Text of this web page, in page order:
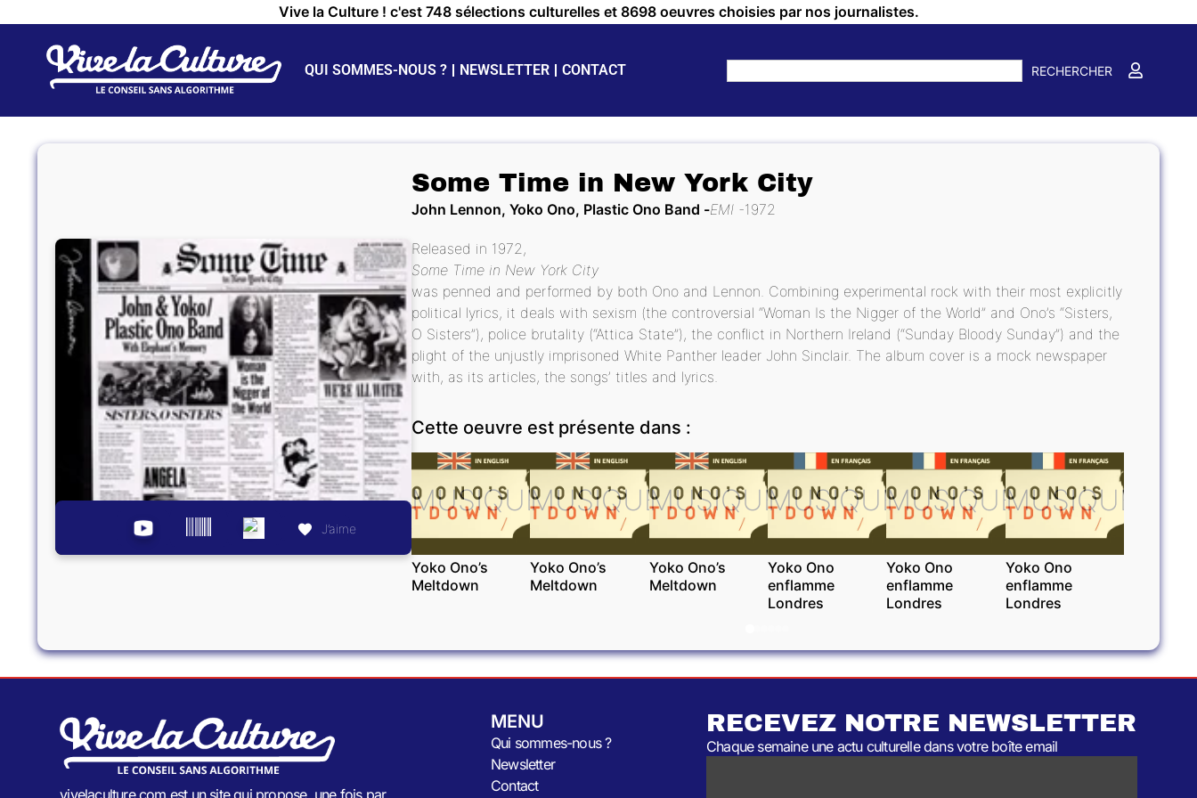
Vive la Culture ! c'est 748 sélections culturelles et 8698 oeuvres choisies par nos journalistes.
QUI SOMMES-NOUS ? NEWSLETTER CONTACT RECHERCHER
J’aime
Some Time in New York City
John Lennon, Yoko Ono, Plastic Ono Band EMI 1972
Released in 1972,
Some Time in New York City
was penned and performed by both Ono and Lennon. Combining experimental rock with their most explicitly
political lyrics, it deals with sexism (the controversial “Woman Is the Nigger of the World” and Ono’s “Sisters,
O Sisters”), police brutality (“Attica State”), the conflict in Northern Ireland (“Sunday Bloody Sunday”) and the
plight of the unjustly imprisoned White Panther leader John Sinclair. The album cover is a mock newspaper
with, as its articles, the songs’ titles and lyrics.
Cette oeuvre est présente dans :
MUSIQUE
Yoko Ono’s
Meltdown
MUSIQUE
Yoko Ono’s
Meltdown
MUSIQUE
Yoko Ono’s
Meltdown
MUSIQUE
Yoko Ono
enflamme
Londres
MUSIQUE
Yoko Ono
enflamme
Londres
MUSIQUE
Yoko Ono
enflamme
Londres
MENU
Qui sommes-nous ?
Newsletter
Contact
RECEVEZ NOTRE NEWSLETTER
Chaque semaine une actu culturelle dans votre boîte email